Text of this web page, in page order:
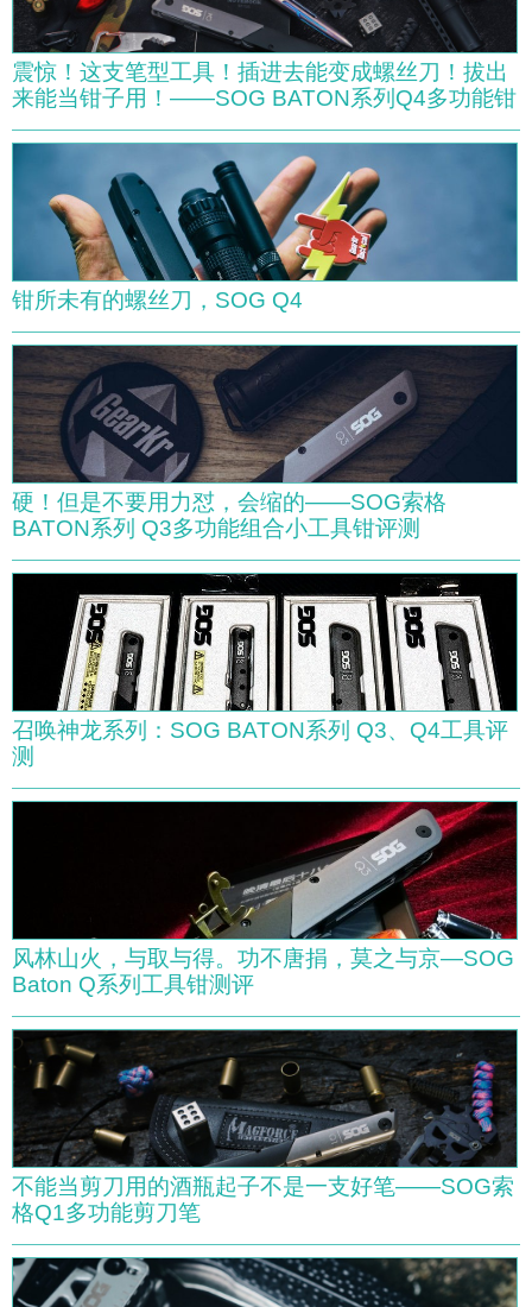
震惊！这支笔型工具！插进去能变成螺丝刀！拔出
来能当钳子用！——SOG BATON系列Q4多功能钳
钳所未有的螺丝刀，SOG Q4
硬！但是不要用力怼，会缩的——SOG索格
BATON系列 Q3多功能组合小工具钳评测
召唤神龙系列：SOG BATON系列 Q3、Q4工具评
测
风林山火，与取与得。功不唐捐，莫之与京—SOG
Baton Q系列工具钳测评
不能当剪刀用的酒瓶起子不是一支好笔——SOG索
格Q1多功能剪刀笔